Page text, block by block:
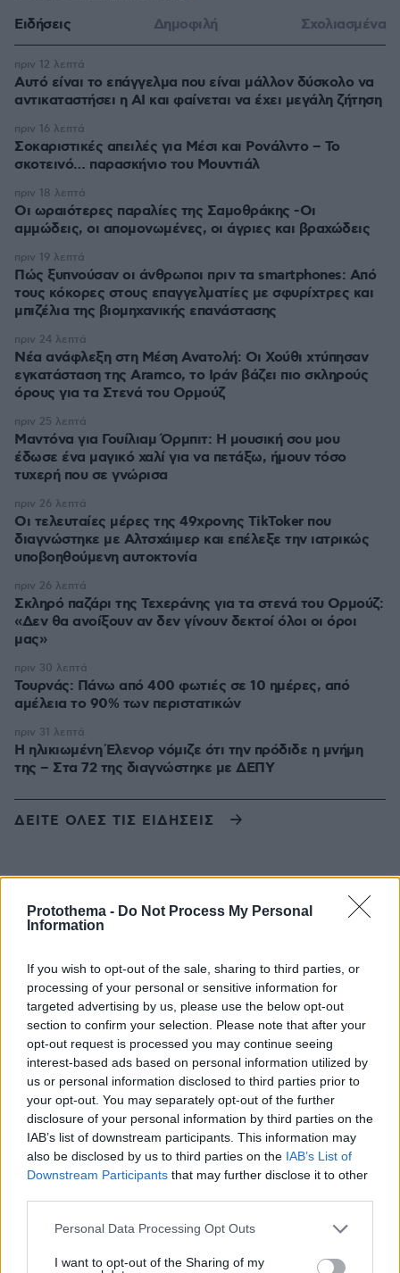
Protothema - Do Not Process My Personal
Information
If you wish to opt-out of the sale, sharing to third parties, or
processing of your personal or sensitive information for
targeted advertising by us, please use the below opt-out
section to confirm your selection. Please note that after your
opt-out request is processed you may continue seeing
interest-based ads based on personal information utilized by
us or personal information disclosed to third parties prior to
your opt-out. You may separately opt-out of the further
disclosure of your personal information by third parties on the
IAB’s list of downstream participants. This information may
also be disclosed by us to third parties on the IAB’s List of
Downstream Participants that may further disclose it to other
Please note that this website/app uses one or more Google
not limited to your visit or usage behaviour. You may click to
Personal Data Processing Opt Outs
I want to opt-out of the Sharing of my
Ειδήσεις Δημοφιλή Σχολιασμένα
Αυτό είναι το επάγγελμα που είναι μάλλον δύσκολο να
αντικαταστήσει η AI και φαίνεται να έχει μεγάλη ζήτηση
πριν 12 λεπτά
Σοκαριστικές απειλές για Μέσι και Ρονάλντο – Το
σκοτεινό… παρασκήνιο του Μουντιάλ
πριν 16 λεπτά
Οι ωραιότερες παραλίες της Σαμοθράκης -Οι
αμμώδεις, οι απομονωμένες, οι άγριες και βραχώδεις
πριν 18 λεπτά
Πώς ξυπνούσαν οι άνθρωποι πριν τα smartphones: Από
τους κόκορες στους επαγγελματίες με σφυρίχτρες και
μπιζέλια της βιομηχανικής επανάστασης
πριν 19 λεπτά
Νέα ανάφλεξη στη Μέση Ανατολή: Οι Χούθι χτύπησαν
εγκατάσταση της Aramco, το Ιράν βάζει πιο σκληρούς
όρους για τα Στενά του Ορμούζ
πριν 24 λεπτά
Μαντόνα για Γουίλιαμ Όρμπιτ: Η μουσική σου μου
έδωσε ένα μαγικό χαλί για να πετάξω, ήμουν τόσο
τυχερή που σε γνώρισα
πριν 25 λεπτά
Οι τελευταίες μέρες της 49χρονης TikToker που
διαγνώστηκε με Αλτσχάιμερ και επέλεξε την ιατρικώς
υποβοηθούμενη αυτοκτονία
πριν 26 λεπτά
Σκληρό παζάρι της Τεχεράνης για τα στενά του Ορμούζ:
«Δεν θα ανοίξουν αν δεν γίνουν δεκτοί όλοι οι όροι
μας»
πριν 26 λεπτά
Τουρνάς: Πάνω από 400 φωτιές σε 10 ημέρες, από
αμέλεια το 90% των περιστατικών
πριν 30 λεπτά
Η ηλικιωμένη Έλενορ νόμιζε ότι την πρόδιδε η μνήμη
της – Στα 72 της διαγνώστηκε με ΔΕΠΥ
πριν 31 λεπτά
ΔΕΙΤΕ ΟΛΕΣ ΤΙΣ ΕΙΔΗΣΕΙΣ
ΤΑ ΠΙΟ ΔΗΜΟΦΙΛΗ